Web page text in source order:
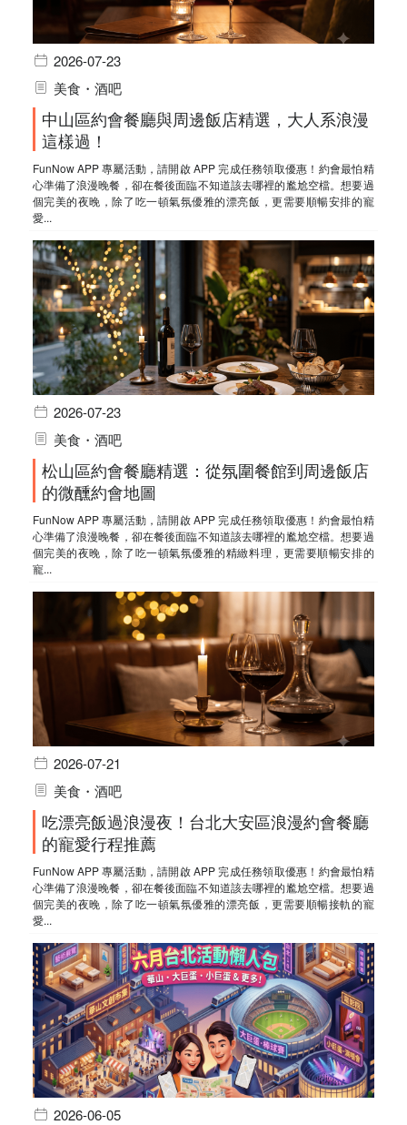
2026-07-23
美食・酒吧
中山區約會餐廳與周邊飯店精選，大人系浪漫
這樣過！
FunNow APP 專屬活動，請開啟 APP 完成任務領取優惠！約會最怕精
心準備了浪漫晚餐，卻在餐後面臨不知道該去哪裡的尷尬空檔。想要過
個完美的夜晚，除了吃一頓氣氛優雅的漂亮飯，更需要順暢安排的寵
愛...
2026-07-23
美食・酒吧
松山區約會餐廳精選：從氛圍餐館到周邊飯店
的微醺約會地圖
FunNow APP 專屬活動，請開啟 APP 完成任務領取優惠！約會最怕精
心準備了浪漫晚餐，卻在餐後面臨不知道該去哪裡的尷尬空檔。想要過
個完美的夜晚，除了吃一頓氣氛優雅的精緻料理，更需要順暢安排的
寵...
2026-07-21
美食・酒吧
吃漂亮飯過浪漫夜！台北大安區浪漫約會餐廳
的寵愛行程推薦
FunNow APP 專屬活動，請開啟 APP 完成任務領取優惠！約會最怕精
心準備了浪漫晚餐，卻在餐後面臨不知道該去哪裡的尷尬空檔。想要過
個完美的夜晚，除了吃一頓氣氛優雅的漂亮飯，更需要順暢接軌的寵
愛...
2026-06-05